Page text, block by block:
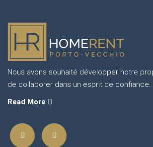
Nous avons souhaité développer notre
de collaborer dans un esprit de
Read More